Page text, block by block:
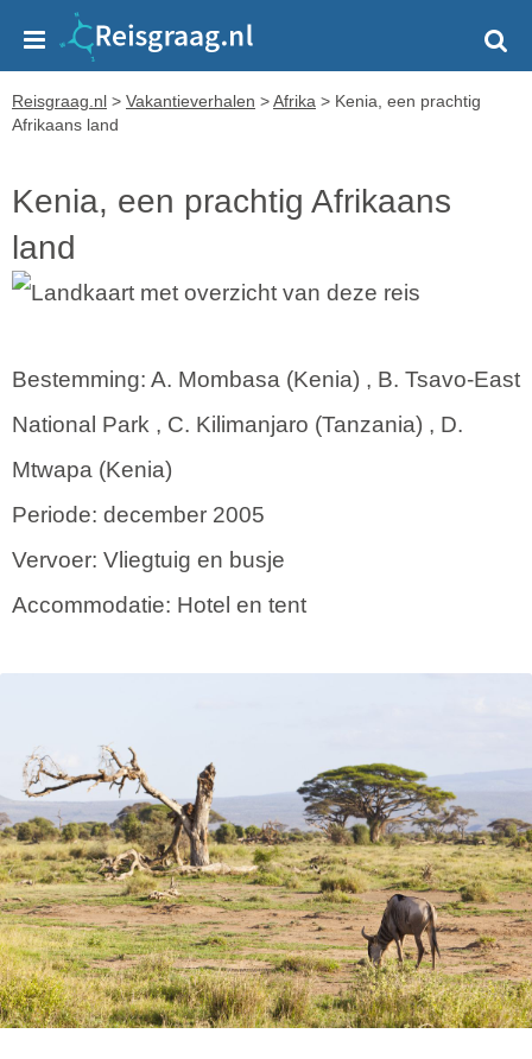
Reisgraag.nl > Vakantieverhalen >Afrika > Kenia, een prachtig
Afrikaans land
Kenia, een prachtig Afrikaans
land
Bestemming: A. Mombasa (Kenia) , B. Tsavo-East
National Park , C. Kilimanjaro (Tanzania) , D.
Mtwapa (Kenia)
Periode: december 2005
Vervoer: Vliegtuig en busje
Accommodatie: Hotel en tent